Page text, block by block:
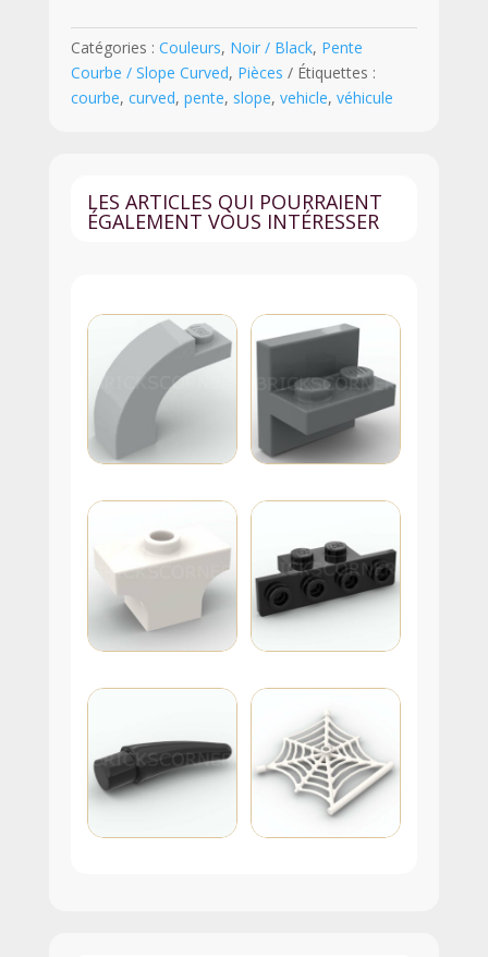
Catégories : Couleurs, Noir / Black, Pente
Courbe / Slope Curved, Pièces
Étiquettes :
courbe, curved, pente, slope, vehicle, véhicule
LES ARTICLES QUI POURRAIENT
ÉGALEMENT VOUS INTÉRESSER